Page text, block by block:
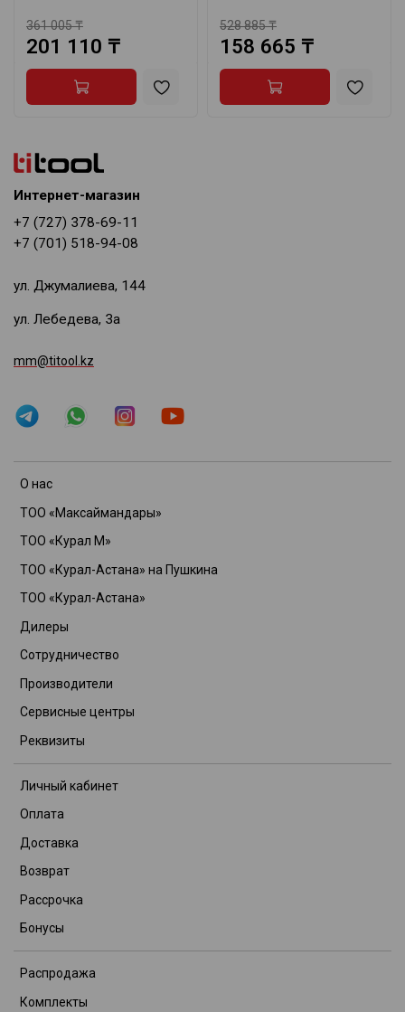
361 005 ₸
201 110 ₸
528 885 ₸
158 665 ₸
О нас
ТОО «Максаймандары»
ТОО «Курал М»
ТОО «Курал-Астана» на Пушкина
ТОО «Курал-Астана»
Дилеры
Сотрудничество
Производители
Сервисные центры
Реквизиты
Личный кабинет
Оплата
Доставка
Возврат
Рассрочка
Бонусы
Распродажа
Комплекты
Интернет-магазин
+7 (727) 378-69-11
+7 (701) 518-94-08
ул. Джумалиева, 144
ул. Лебедева, 3а
mm@titool.kz